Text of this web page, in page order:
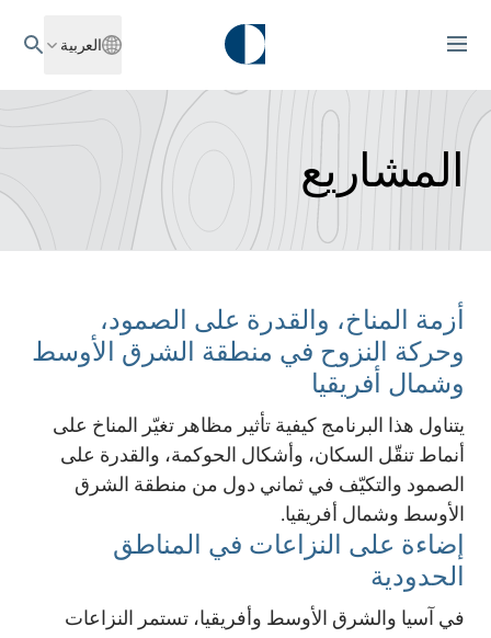
العربية
المشاريع
أزمة المناخ، والقدرة على الصمود،
وحركة النزوح في منطقة الشرق الأوسط
وشمال أفريقيا
يتناول هذا البرنامج كيفية تأثير مظاهر تغيّر المناخ على
أنماط تنقّل السكان، وأشكال الحوكمة، والقدرة على
الصمود والتكيّف في ثماني دول من منطقة الشرق
الأوسط وشمال أفريقيا.
إضاءة على النزاعات في المناطق
الحدودية
في آسيا والشرق الأوسط وأفريقيا، تستمر النزاعات